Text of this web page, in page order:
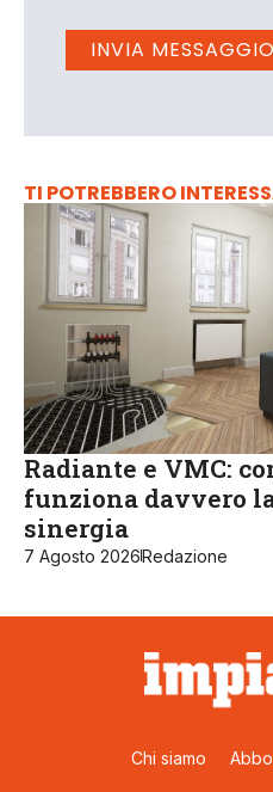
TI POTREBBERO
Radiante e VMC:
funziona davvero
sinergia
7 Agosto 2026Redazione
Chi siamo